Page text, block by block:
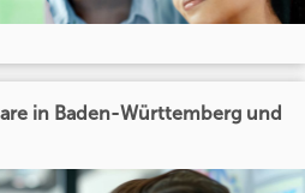
in Baden-Württemberg und